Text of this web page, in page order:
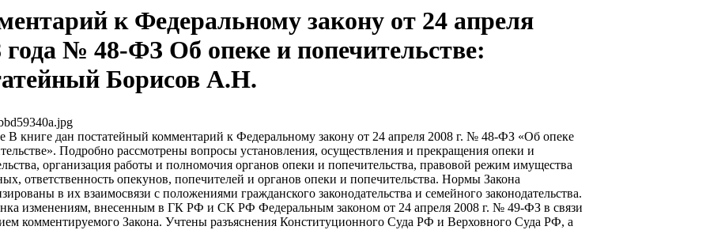
к Федеральному закону от 24 апреля
года № 48-ФЗ Об опеке и попечительстве:
Борисов А.Н.
В книге дан постатейный комментарий к Федеральному закону от 24 апреля 2008 г. № 48-ФЗ «Об опеке
Подробно рассмотрены вопросы установления, осуществления и прекращения опеки и
организация работы и полномочия органов опеки и попечительства, правовой режим имущества
ответственность опекунов, попечителей и органов опеки и попечительства. Нормы Закона
в их взаимосвязи с положениями гражданского законодательства и семейного законодательства.
изменениям, внесенным в ГК РФ и СК РФ Федеральным законом от 24 апреля 2008 г. № 49-ФЗ в связи
комментируемого Закона. Учтены разъяснения Конституционного Суда РФ и Верховного Суда РФ, а